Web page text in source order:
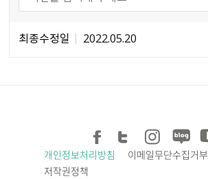
최종수정일 2022.05.20
개인정보처리방침
이메일무단수집거부
저작권정책